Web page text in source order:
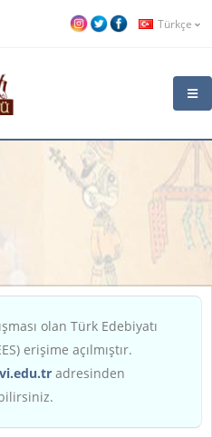
Türkçe
olan Türk Edebiyatı
erişime açılmıştır.
adresinden